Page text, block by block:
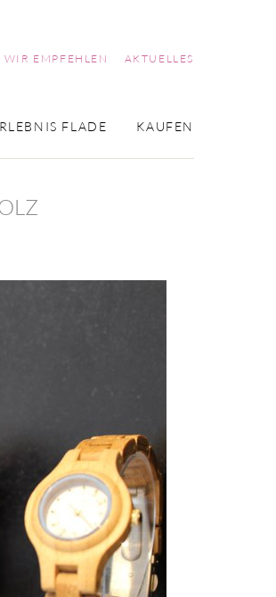
FLADE KAUFEN
WIR EMPFEHLEN AKTUELLES